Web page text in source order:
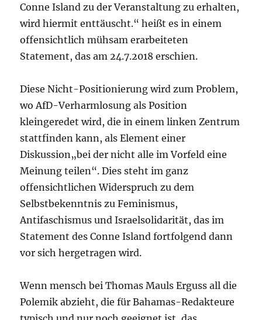
Conne Island zu der Veranstaltung zu erhalten,
wird hiermit enttäuscht.“ heißt es in einem
offensichtlich mühsam erarbeiteten
Statement, das am 24.7.2018 erschien.
Diese Nicht-Positionierung wird zum Problem,
wo AfD-Verharmlosung als Position
kleingeredet wird, die in einem linken Zentrum
stattfinden kann, als Element einer
Diskussion„bei der nicht alle im Vorfeld eine
Meinung teilen“. Dies steht im ganz
offensichtlichen Widerspruch zu dem
Selbstbekenntnis zu Feminismus,
Antifaschismus und Israelsolidarität, das im
Statement des Conne Island fortfolgend dann
vor sich hergetragen wird.
Wenn mensch bei Thomas Mauls Erguss all die
Polemik abzieht, die für Bahamas-Redakteure